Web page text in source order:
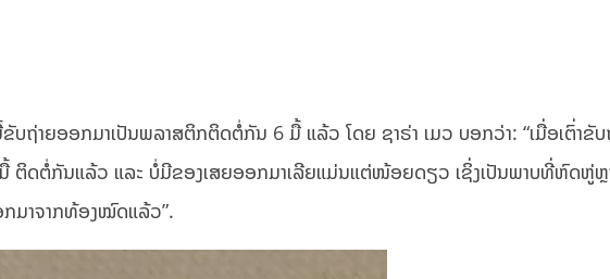
ບຖ່າຍອອກມາເປັນພລາສຕິກຕິດຕໍ່ກັນ 6 ມື້ ແລ້ວ ໂດຍ ຊາຣ່າ ເມວ ບອກວ່າ: “ເມື່ອເຕົ່າຂັ
ຕິດຕໍ່ກັນແລ້ວ ແລະ ບໍ່ມີຂອງເສຍອອກມາເລີຍແມ່ນແຕ່ໜ້ອຍດຽວ ເຊິ່ງເປັນພາບທີ່ຫົດຫູ່ຫຼ
ມາຈາກທ້ອງໝົດແລ້ວ”.